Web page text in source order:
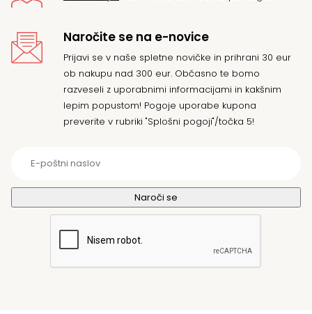
Naročite se na e-novice
Prijavi se v naše spletne novičke in prihrani 30 eur
ob nakupu nad 300 eur. Občasno te bomo
razveseli z uporabnimi informacijami in kakšnim
lepim popustom! Pogoje uporabe kupona
preverite v rubriki "Splošni pogoji"/točka 5!